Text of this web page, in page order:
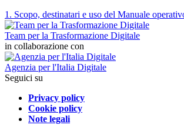
1. Scopo, destinatari e uso del Manuale
Team per la Trasformazione Digitale
in collaborazione con
Agenzia per l'Italia Digitale
Seguici su
Privacy policy
Cookie policy
Note legali